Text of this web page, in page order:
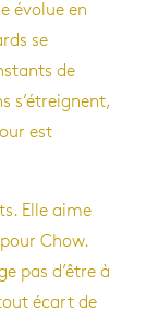
évolue en
se
de
s’étreignent,
est
Elle aime
Chow.
pas d’être à
écart de